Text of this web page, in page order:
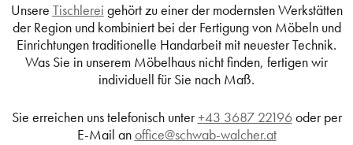
Unsere Tischlerei gehört zu einer der modernsten Werkstätten
der Region und kombiniert bei der Fertigung von Möbeln und
Einrichtungen traditionelle Handarbeit mit neuester Technik.
Was Sie in unserem Möbelhaus nicht finden, fertigen wir
individuell für Sie nach Maß.
Sie erreichen uns telefonisch unter+43 3687 22196oder per
E-Mail anoffice@schwab-walcher.at